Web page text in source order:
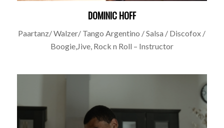
DOMINIC HOFF
Paartanz/ Walzer/ Tango Argentino / Salsa / Discofox /
Boogie,Jive, Rock n Roll – Instructor